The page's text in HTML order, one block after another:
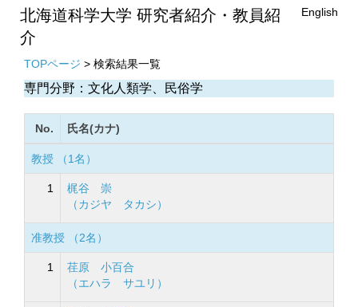
北海道科学大学 研究者紹介・教員紹
介
English
TOPページ > 検索結果一覧
専門分野：文化人類学、民俗学
No. 氏名(カナ)
教授 （1名）
1
梶谷 崇
（カジヤ タカシ）
准教授 （2名）
1
荏原 小百合
（エハラ サユリ）